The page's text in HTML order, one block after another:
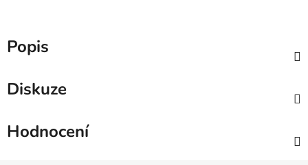
Popis
Diskuze
Hodnocení